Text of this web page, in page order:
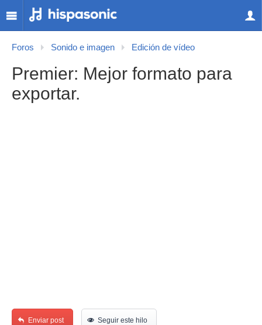
Foros Sonido e imagen Edición de vídeo
Premier: Mejor formato para
exportar.
Enviar post Seguir este hilo